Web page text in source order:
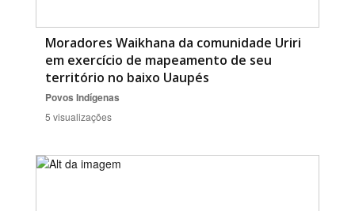
Moradores Waikhana da comunidade Uriri
em exercício de mapeamento de seu
território no baixo Uaupés
Povos Indígenas
5 visualizações